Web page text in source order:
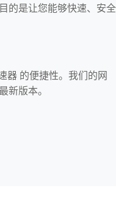
的是让您能够快速、安全
器 的便捷性。我们的网
新版本。